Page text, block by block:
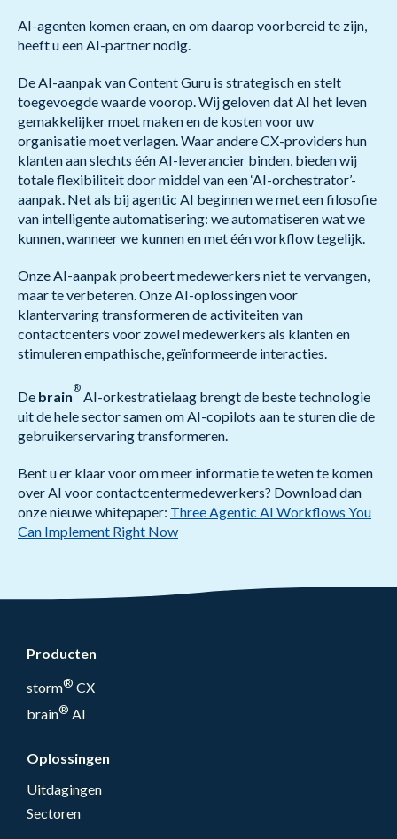
AI-agenten komen eraan, en om daarop voorbereid te zijn,
heeft u een AI-partner nodig.
De AI-aanpak van Content Guru is strategisch en stelt
toegevoegde waarde voorop. Wij geloven dat AI het leven
gemakkelijker moet maken en de kosten voor uw
organisatie moet verlagen. Waar andere CX-providers hun
klanten aan slechts één AI-leverancier binden, bieden wij
totale flexibiliteit door middel van een ‘AI-orchestrator’-
aanpak. Net als bij agentic AI beginnen we met een filosofie
van intelligente automatisering: we automatiseren wat we
kunnen, wanneer we kunnen en met één workflow tegelijk.
Onze AI-aanpak probeert medewerkers niet te vervangen,
maar te verbeteren. Onze AI-oplossingen voor
klantervaring transformeren de activiteiten van
contactcenters voor zowel medewerkers als klanten en
stimuleren empathische, geïnformeerde interacties.
De brain
®
AI-orkestratielaag brengt de beste technologie
uit de hele sector samen om AI-copilots aan te sturen die de
gebruikerservaring transformeren.
Bent u er klaar voor om meer informatie te weten te komen
over AI voor contactcentermedewerkers? Download dan
onze nieuwe whitepaper: Three Agentic AI Workflows You
Can Implement Right Now
Producten
storm® CX
brain® AI
Oplossingen
Uitdagingen
Sectoren